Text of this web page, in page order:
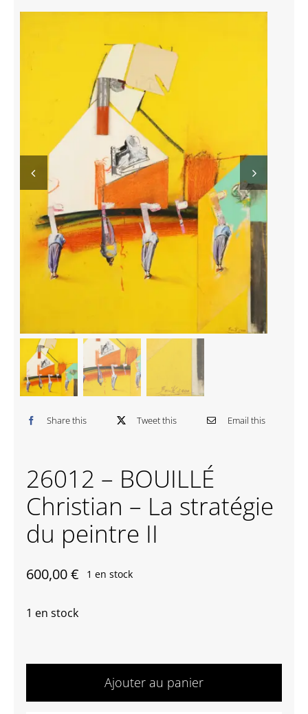
Area revue)s(
Area antic
Blog
À propos
Share this Tweet this Email this
26012 – BOUILLÉ
Christian – La stratégie
du peintre II
600,00€ 1 en stock
1 en stock
de
Ajouter au panier